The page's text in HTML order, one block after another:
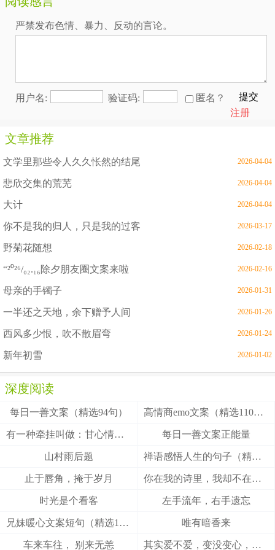
严禁发布色情、暴力、反动的言论。
用户名: 验证码: 匿名？
提交
注册
文章推荐
文学里那些令人久久怅然的结尾 2026-04-04
悲欣交集的荒芜 2026-04-04
大计 2026-04-04
你不是我的归人，只是我的过客 2026-03-17
野菊花随想 2026-02-18
“²⁰²⁶/₀₂.₁₆除夕朋友圈文案来啦 2026-02-16
母亲的手镯子 2026-01-31
一半还之天地，余下赠予人间 2026-01-26
西风多少恨，吹不散眉弯 2026-01-24
新年初雪 2026-01-02
深度阅读
每日一善文案（精选94句） 高情商emo文案（精选110句）
有一种牵挂叫做：甘心情愿！ 每日一善文案正能量
山村雨后题 禅语感悟人生的句子（精选27句）
止于唇角，掩于岁月 你在我的诗里，我却不在你的梦里
时光是个看客 左手流年，右手遗忘
兄妹暖心文案短句（精选100句） 唯有暗香来
车来车往， 别来无恙 其实爱不爱，变没变心，身体最诚实